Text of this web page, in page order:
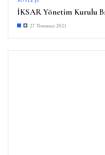
İKSAR Yönetim Kurulu
27 Temmuz 2021